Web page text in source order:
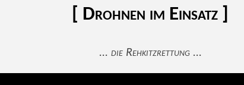
[ Drohnen im Einsatz ]
... die Rehkitzrettung ...